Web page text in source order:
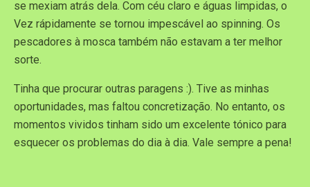
se mexiam atrás dela. Com céu claro e águas limpidas, o
Vez rápidamente se tornou impescável ao spinning. Os
pescadores à mosca também não estavam a ter melhor
sorte.
Tinha que procurar outras paragens :). Tive as minhas
oportunidades, mas faltou concretização. No entanto, os
momentos vividos tinham sido um excelente tónico para
esquecer os problemas do dia à dia. Vale sempre a pena!